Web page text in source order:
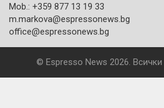
Mob.: +359 877 13 19 33
m.markova@espressonews.bg
office@espressonews.bg
© Espresso News 2026. Всички